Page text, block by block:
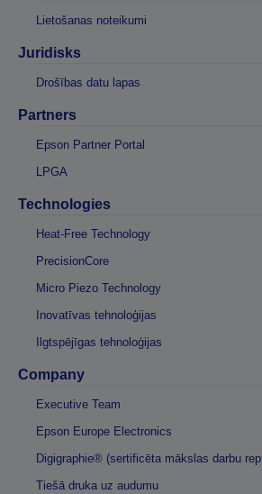
Lietošanas noteikumi
Juridisks
Drošības datu lapas
Partners
Epson Partner Portal
LPGA
Technologies
Heat-Free Technology
PrecisionCore
Micro Piezo Technology
Inovatīvas tehnoloģijas
Ilgtspējīgas tehnoloģijas
Company
Executive Team
Epson Europe Electronics
Digigraphie® (sertificēta mākslas darbu
Tiešā druka uz audumu